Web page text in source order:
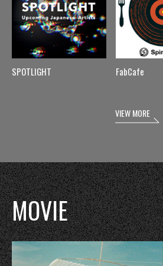
SPOTLIGHT FabCafe
VIEW MORE
MOVIE